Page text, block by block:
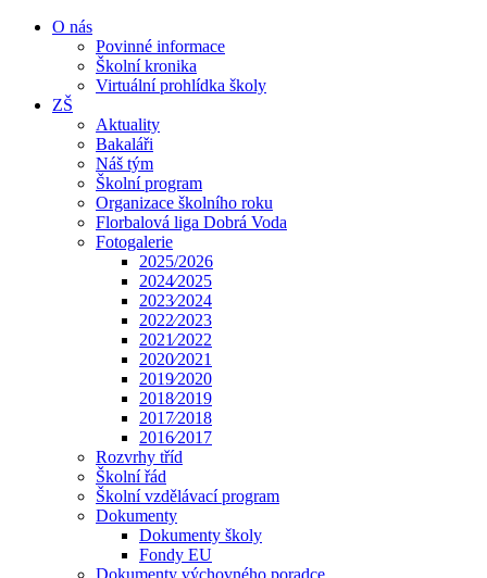
O nás
Povinné informace
Školní kronika
Virtuální prohlídka školy
ZŠ
Aktuality
Bakaláři
Náš tým
Školní program
Organizace školního roku
Florbalová liga Dobrá Voda
Fotogalerie
2025/2026
2024⁄2025
2023⁄2024
2022⁄2023
2021⁄2022
2020⁄2021
2019⁄2020
2018⁄2019
2017⁄2018
2016⁄2017
Rozvrhy tříd
Školní řád
Školní vzdělávací program
Dokumenty
Dokumenty školy
Fondy EU
Dokumenty výchovného poradce